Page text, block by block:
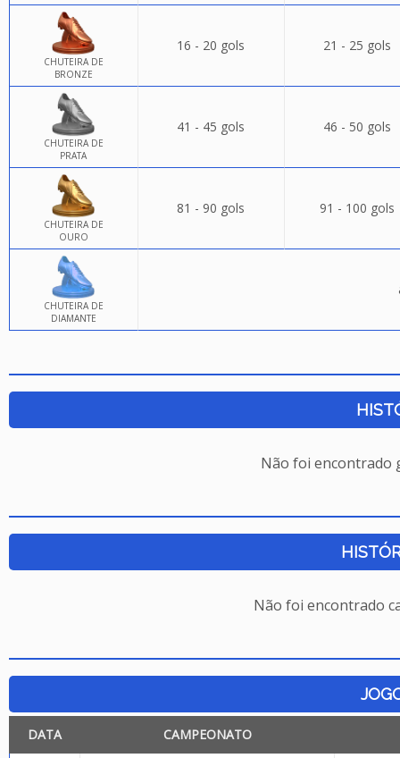
CHUTEIRA DE
BRONZE
16 - 20 gols 21 - 25 gols
CHUTEIRA DE
PRATA
41 - 45 gols 46 - 50 gols
CHUTEIRA DE
OURO
81 - 90 gols 91 - 100 gols
CHUTEIRA DE
DIAMANTE
Não foi encontrado
Não foi encontrado
DATA CAMPEONATO